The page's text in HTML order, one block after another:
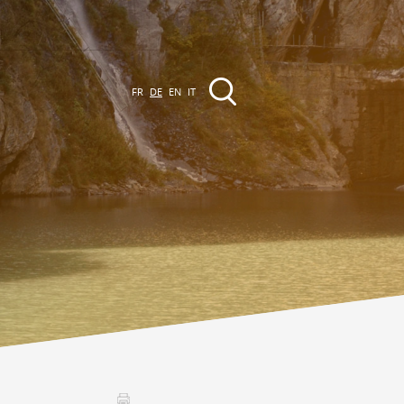
VERANSTALTUNGEN
Die Region
Veranstaltungen
Vinum Montis
Assemblées générales & Statuts
FR DE EN IT